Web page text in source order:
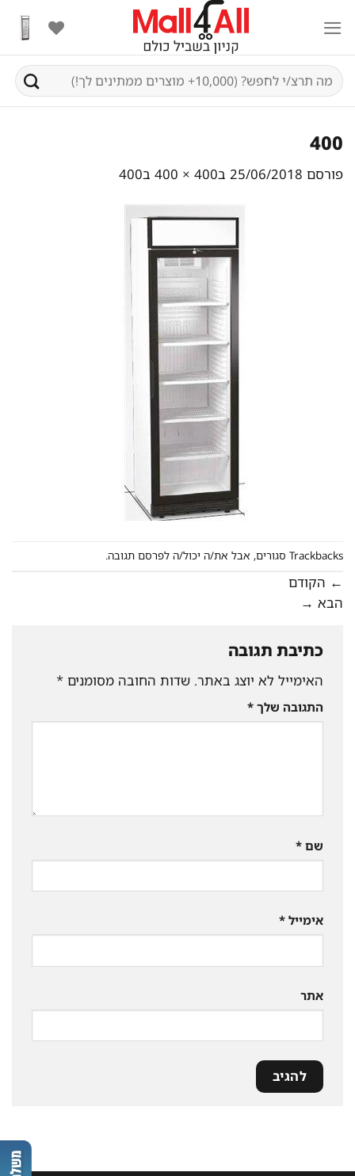
content
חיפוש
עבור:
400
פורסם 25/06/2018 ב400 × 400 ב400
Trackbacks סגורים, אבל את/ה יכול/ה לפרסם תגובה.
← הקודם
הבא →
כתיבת תגובה
האימייל לא יוצג באתר. שדות החובה מסומנים *
התגובה שלך *
שם *
אימייל *
אתר